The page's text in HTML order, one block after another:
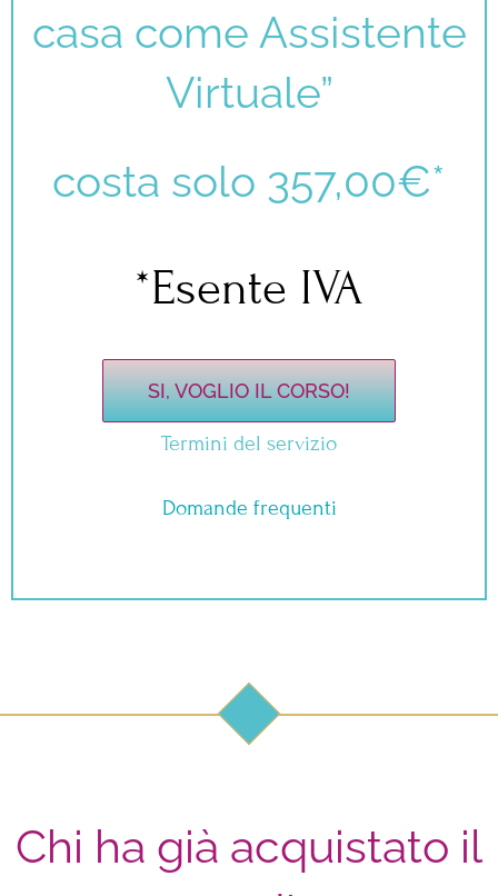
casa come Assistente
Virtuale”
costa solo 357,00€*
*Esente IVA
SI, VOGLIO IL CORSO!
Termini del servizio
Domande frequenti
Chi ha già acquistato il